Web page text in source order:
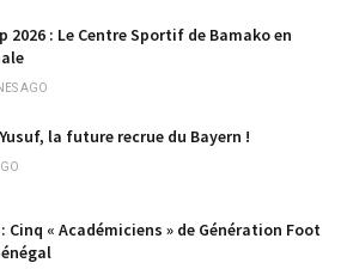
2026 : Le Centre Sportif de Bamako en
AGO
la future recrue du Bayern !
: Cinq « Académiciens » de Génération Foot